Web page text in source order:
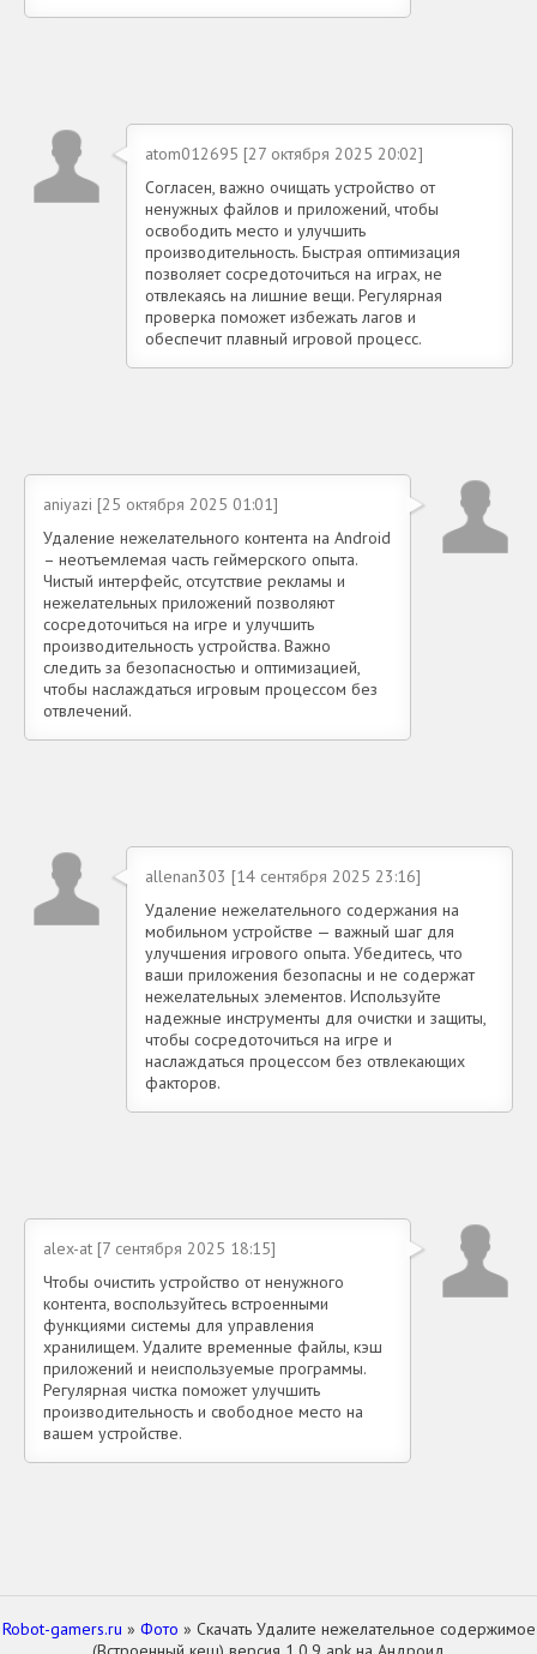
atom012695 [27 октября 2025 20:02]
Согласен, важно очищать устройство от
ненужных файлов и приложений, чтобы
освободить место и улучшить
производительность. Быстрая оптимизация
позволяет сосредоточиться на играх, не
отвлекаясь на лишние вещи. Регулярная
проверка поможет избежать лагов и
обеспечит плавный игровой процесс.
aniyazi [25 октября 2025 01:01]
Удаление нежелательного контента на Android
– неотъемлемая часть геймерского опыта.
Чистый интерфейс, отсутствие рекламы и
нежелательных приложений позволяют
сосредоточиться на игре и улучшить
производительность устройства. Важно
следить за безопасностью и оптимизацией,
чтобы наслаждаться игровым процессом без
отвлечений.
allenan303 [14 сентября 2025 23:16]
Удаление нежелательного содержания на
мобильном устройстве — важный шаг для
улучшения игрового опыта. Убедитесь, что
ваши приложения безопасны и не содержат
нежелательных элементов. Используйте
надежные инструменты для очистки и защиты,
чтобы сосредоточиться на игре и
наслаждаться процессом без отвлекающих
факторов.
alex-at [7 сентября 2025 18:15]
Чтобы очистить устройство от ненужного
контента, воспользуйтесь встроенными
функциями системы для управления
хранилищем. Удалите временные файлы, кэш
приложений и неиспользуемые программы.
Регулярная чистка поможет улучшить
производительность и свободное место на
вашем устройстве.
Robot-gamers.ru » Фото » Скачать Удалите нежелательное содержимое